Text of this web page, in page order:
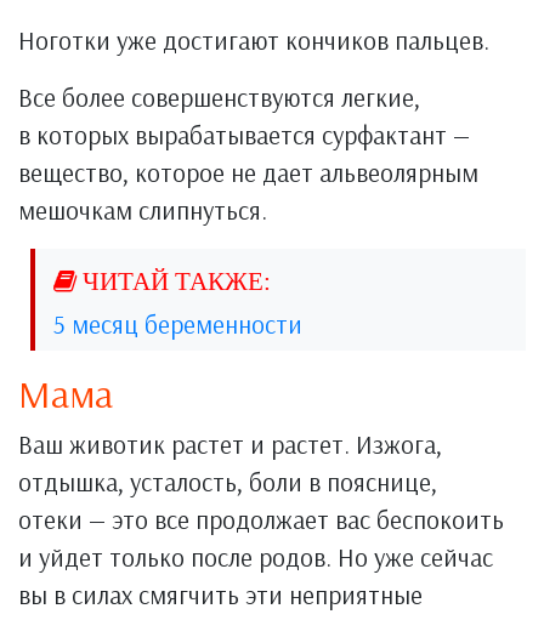
Ноготки уже достигают кончиков пальцев.
Все более совершенствуются легкие,
в которых вырабатывается сурфактант —
вещество, которое не дает альвеолярным
мешочкам слипнуться.
5 месяц беременности
Мама
Ваш животик растет и растет. Изжога,
отдышка, усталость, боли в пояснице,
отеки — это все продолжает вас беспокоить
и уйдет только после родов. Но уже сейчас
вы в силах смягчить эти неприятные